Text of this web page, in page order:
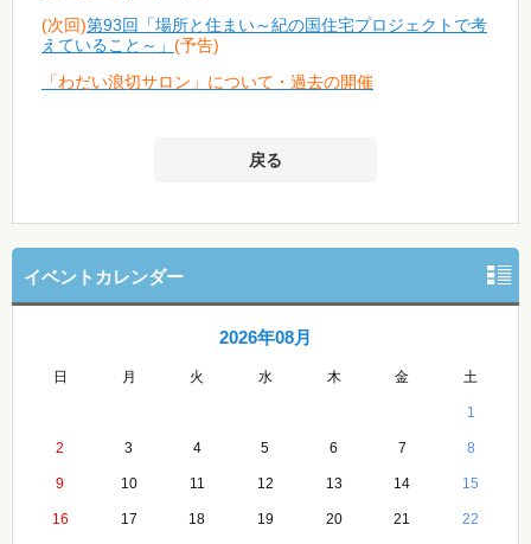
(次回)第93回「場所と住まい～紀の国住宅プロジェクトで考
えていること～」 (予告)
「わだい浪切サロン」について・過去の開催
戻る
イベントカレンダー
2026年08月
日 月 火 水 木 金 土
1
2 3 4 5 6 7 8
9 10 11 12 13 14 15
16 17 18 19 20 21 22